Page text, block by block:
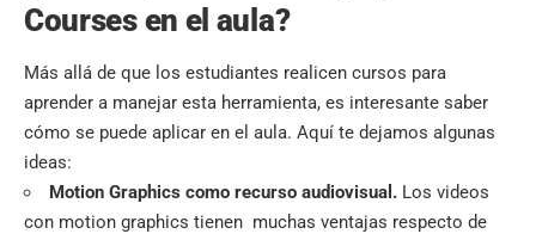
Courses en el aula?
Más allá de que los estudiantes realicen cursos para
aprender a manejar esta herramienta, es interesante saber
cómo se puede aplicar en el aula. Aquí te dejamos algunas
ideas:
Motion Graphics como recurso audiovisual. Los videos
con motion graphics tienen muchas ventajas respecto de